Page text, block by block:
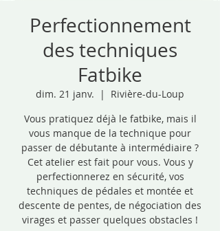
Perfectionnement
des techniques
Fatbike
dim. 21 janv.
  |
Rivière-du-Loup
Vous pratiquez déjà le fatbike, mais il
vous manque de la technique pour
passer de débutante à intermédiaire ?
Cet atelier est fait pour vous. Vous y
perfectionnerez en sécurité, vos
techniques de pédales et montée et
descente de pentes, de négociation des
virages et passer quelques obstacles !